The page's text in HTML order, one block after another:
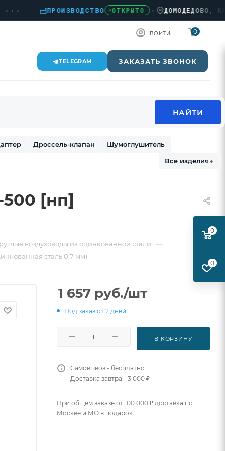
ПРОИЗВОДСТВО ОТКРЫТО › ДОМОДЕДОВО,
ВОЙТИ 0
TELEGRAM ЗАКАЗАТЬ ЗВОНОК
Дроссель-клапан
Шумоглушитель
Все изделия ↓
[нп]
воздуховоды из оцинкованной стали —
сталь 0,7 мм)
1 657 руб./шт
Под заказ от 2 дней
В КОРЗИНУ
Самовывоз - бесплатно
Доставка завтра - 3 000 ₽
При общем заказе от 100 000 ₽ доставка по
Москве и МО в подарок.
0
0